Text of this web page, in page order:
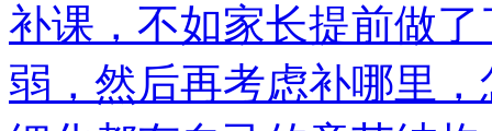
补课，不如家长提前做
弱，然后再考虑补哪里